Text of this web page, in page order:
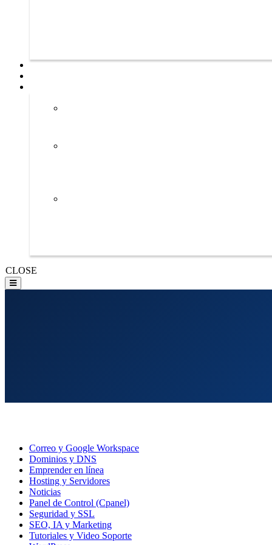
CLOSE
Correo y Google Workspace
Dominios y DNS
Emprender en línea
Hosting y Servidores
Noticias
Panel de Control (Cpanel)
Seguridad y SSL
SEO, IA y Marketing
Tutoriales y Video Soporte